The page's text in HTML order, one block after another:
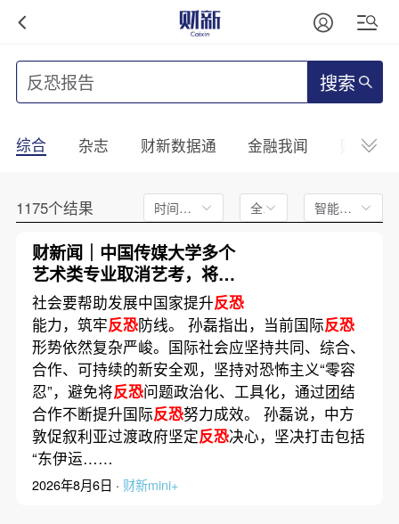
搜索
综合 杂志 财新数据通 金融我闻 财新
1175个结果 时间不限 全文 智能排序
财新闻｜中国传媒大学多个
艺术类专业取消艺考，将依
据考生高考文化课成绩由高
到低依次录取
社会要帮助发展中国家提升反恐
能力，筑牢反恐防线。 孙磊指出，当前国际反恐
形势依然复杂严峻。国际社会应坚持共同、综合、
合作、可持续的新安全观，坚持对恐怖主义“零容
忍”，避免将反恐问题政治化、工具化，通过团结
合作不断提升国际反恐努力成效。 孙磊说，中方
敦促叙利亚过渡政府坚定反恐决心，坚决打击包括
“东伊运……
2026年8月6日 · 财新mini+